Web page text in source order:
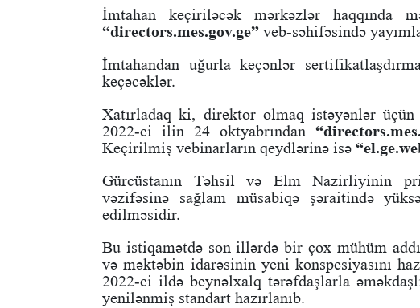
İmtahan keçiriləcək mərkəzlər haqqında
“directors.mes.gov.ge” veb-səhifəsində
İmtahandan uğurla keçənlər
keçəcəklər.
Xatırladaq ki, direktor olmaq istəyənlər
2022-ci ilin 24 oktyabrından
Keçirilmiş vebinarların qeydlərinə isə
Gürcüstanın Təhsil və Elm Nazirliyinin
vəzifəsinə sağlam müsabiqə şəraitində
edilməsidir.
Bu istiqamətdə son illərdə bir çox mühüm
və məktəbin idarəsinin yeni konspesiyasını
2022-ci ildə beynəlxalq tərəfdaşlarla
yenilənmiş standart hazırlanıb.